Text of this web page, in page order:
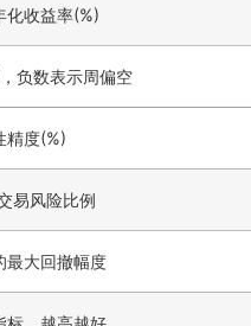
化收益率(%)
负数表示周偏空
精度(%)
易风险比例
最大回撤幅度